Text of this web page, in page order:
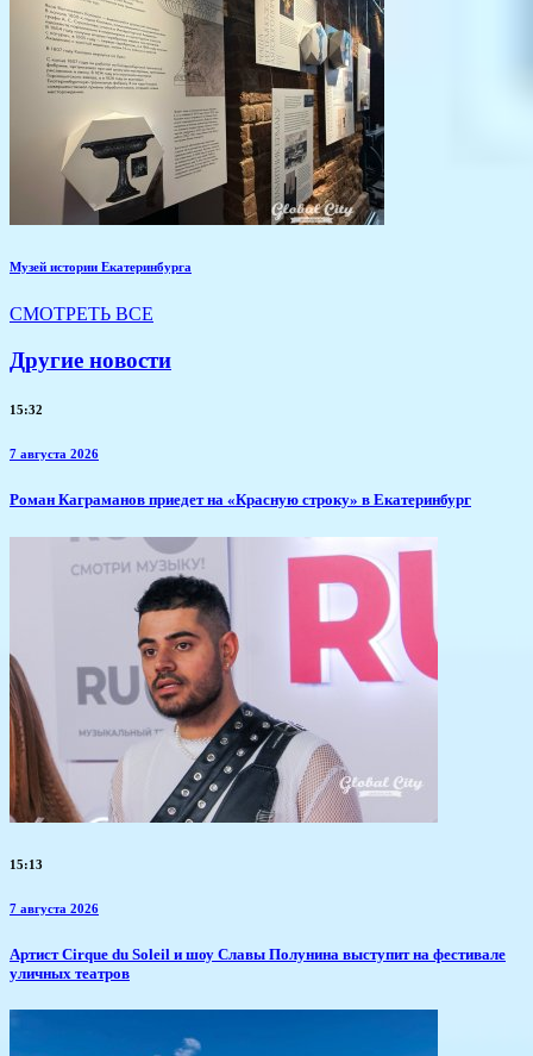
Музей истории Екатеринбурга
СМОТРЕТЬ ВСЕ
Другие новости
15:32
7 августа 2026
​Роман Каграманов приедет на «Красную строку» в Екатеринбург
15:13
7 августа 2026
Артист Cirque du Soleil и шоу Славы Полунина выступит на фестивале
уличных театров